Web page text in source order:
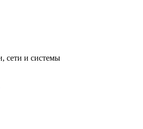
сети и системы